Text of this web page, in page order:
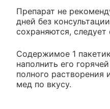
Препарат не
дней без
сохраняются, следует
Содержимое 1
наполнить его
полного растворения
мед по вкусу.